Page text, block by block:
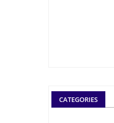
CATEGORIES